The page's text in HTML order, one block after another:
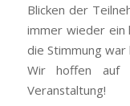
Blicken der
immer wieder ein
die Stimmung war
Wir hoffen auf
Veranstaltung!